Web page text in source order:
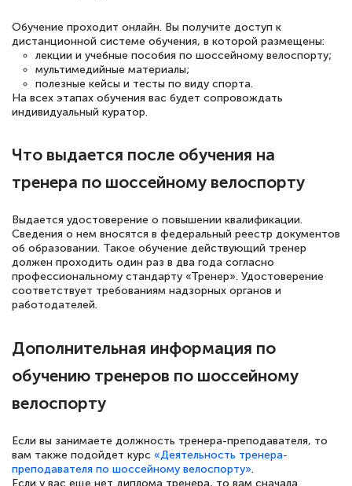
пособий и учебников доступно на время
прохождения курса, удобная система
аттестации, проблем не возникло ни на
каком этапе…
Обучение проходит онлайн. Вы получите доступ к
дистанционной системе обучения, в которой размещены:
лекции и учебные пособия по шоссейному велоспорту;
мультимедийные материалы;
полезные кейсы и тесты по виду спорта.
На всех этапах обучения вас будет сопровождать
индивидуальный куратор.
Что выдается после обучения на
тренера по шоссейному велоспорту
Выдается удостоверение о повышении квалификации.
Сведения о нем вносятся в федеральный реестр документов
об образовании. Такое обучение действующий тренер
должен проходить один раз в два года согласно
профессиональному стандарту «Тренер». Удостоверение
соответствует требованиям надзорных органов и
работодателей.
Дополнительная информация по
обучению тренеров по шоссейному
велоспорту
Если вы занимаете должность тренера-преподавателя, то
вам также подойдет курс «Деятельность тренера-
преподавателя по шоссейному велоспорту».